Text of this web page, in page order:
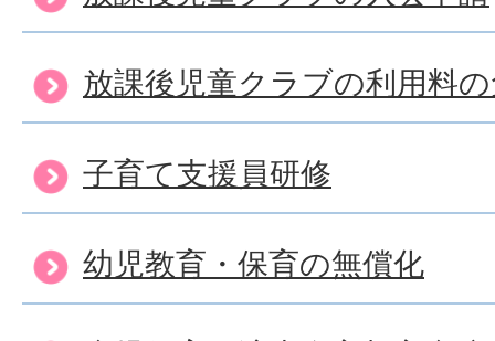
放課後児童クラブの利用料
子育て支援員研修
幼児教育・保育の無償化